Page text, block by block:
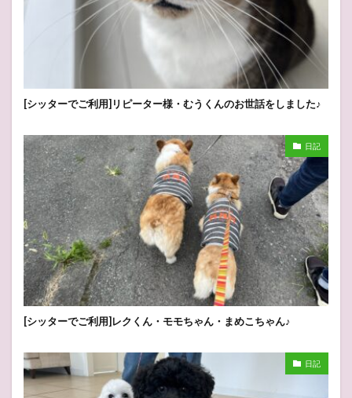
[シッターでご利用]リピーター様・むうくんのお世話をしました♪
日記
[シッターでご利用]レクくん・モモちゃん・まめこちゃん♪
日記